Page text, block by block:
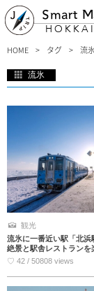
Smart
HOME タグ 流氷
流氷
を集めましたよ！「い
北海道旅行はちょっ
などご紹介します。
う！
観光
流氷に一番近い駅「北浜
絶景と駅舎レストランを
♡ 42 / 50808 views